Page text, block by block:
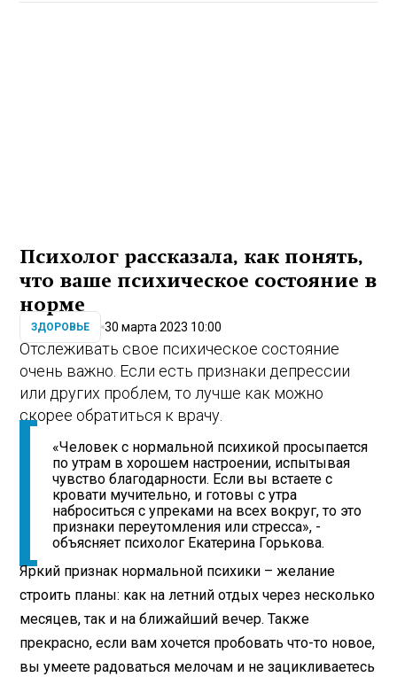
Психолог рассказала, как понять,
что ваше психическое состояние в
норме
ЗДОРОВЬЕ 30 марта 2023 10:00
Отслеживать свое психическое состояние
очень важно. Если есть признаки депрессии
или других проблем, то лучше как можно
скорее обратиться к врачу.
«Человек с нормальной психикой просыпается
по утрам в хорошем настроении, испытывая
чувство благодарности. Если вы встаете с
кровати мучительно, и готовы с утра
наброситься с упреками на всех вокруг, то это
признаки переутомления или стресса», -
объясняет психолог Екатерина Горькова.
Яркий признак нормальной психики – желание
строить планы: как на летний отдых через несколько
месяцев, так и на ближайший вечер. Также
прекрасно, если вам хочется пробовать что-то новое,
вы умеете радоваться мелочам и не зацикливаетесь